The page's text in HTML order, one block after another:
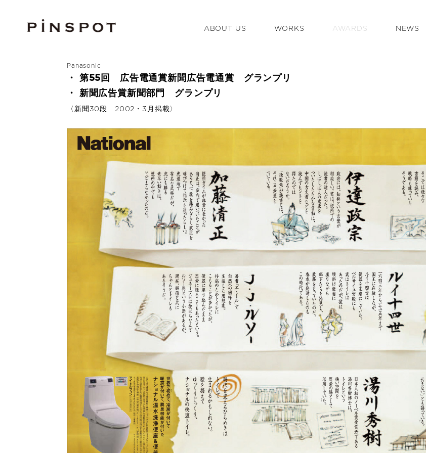
ABOUT US WORKS AWARDS NEWS
Panasonic
・ 第55回 広告電通賞新聞広告電通賞 グランプリ
・ 新聞広告賞新聞部門 グランプリ
〈新聞30段 2002・3月掲載〉